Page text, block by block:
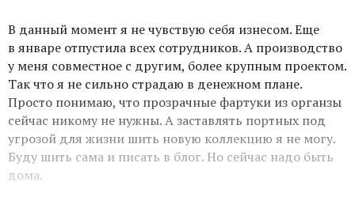
В данный момент я не чувствую себя изнесом. Еще
в январе отпустила всех сотрудников. А производство
у меня совместное с другим, более крупным проектом.
Так что я не сильно страдаю в денежном плане.
Просто понимаю, что прозрачные фартуки из органзы
сейчас никому не нужны. А заставлять портных под
угрозой для жизни шить новую коллекцию я не могу.
Буду шить сама и писать в блог. Но сейчас надо быть
дома.